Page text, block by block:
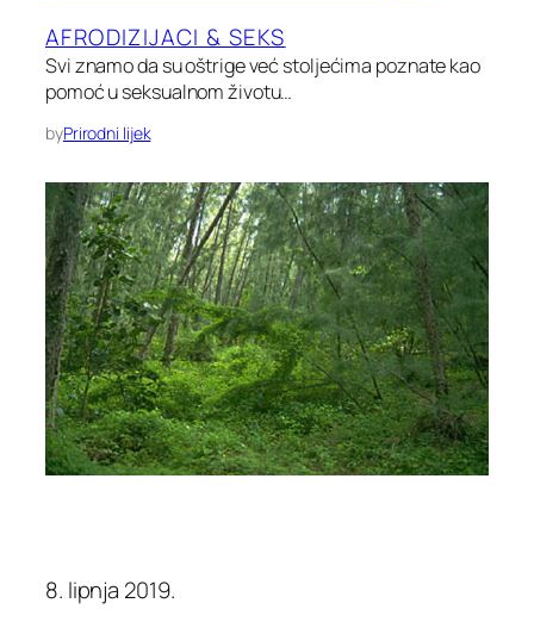
AFRODIZIJACI & SEKS
Svi znamo da su oštrige već stoljećima poznate kao
pomoć u seksualnom životu…
byPrirodni lijek
8. lipnja 2019.